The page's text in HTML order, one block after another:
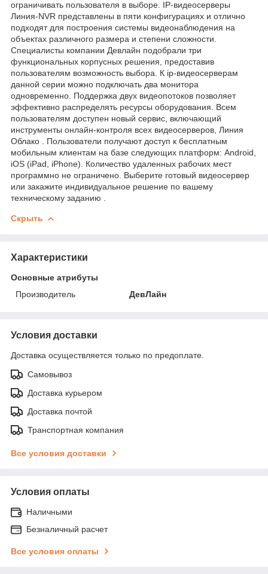
ограничивать пользователя в выборе. IP-видеосерверы
Линия-NVR представлены в пяти конфигурациях и отлично
подходят для построения системы видеонаблюдения на
объектах различного размера и степени сложности.
Специалисты компании Девлайн подобрали три
функциональных корпусных решения, предоставив
пользователям возможность выбора. К ip-видеосерверам
данной серии можно подключать два монитора
одновременно. Поддержка двух видеопотоков позволяет
эффективно распределять ресурсы оборудования. Всем
пользователям доступен новый сервис, включающий
инструменты онлайн-контроля всех видеосерверов, Линия
Облако . Пользователи получают доступ к бесплатным
мобильным клиентам на базе следующих платформ: Android,
iOS (iPad, iPhone). Количество удаленных рабочих мест
программно не ограничено. Выберите готовый видеосервер
или закажите индивидуальное решение по вашему
техническому заданию .
Скрыть
Характеристики
Основные атрибуты
Производитель
ДевЛайн
Условия доставки
Доставка осуществляется только по предоплате.
Самовывоз
Доставка курьером
Доставка почтой
Транспортная компания
Все условия доставки
Условия оплаты
Наличными
Безналичный расчет
Все условия оплаты